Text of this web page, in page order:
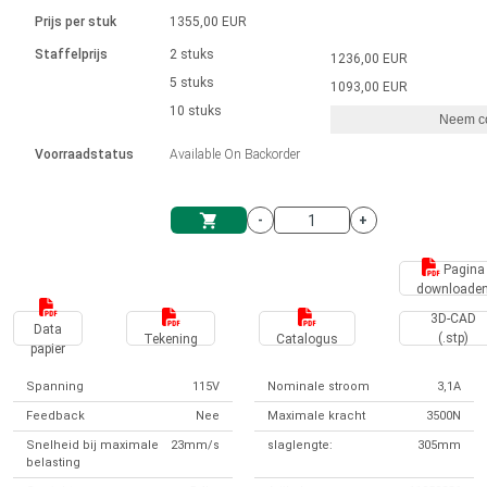
Eenheidssysteem
Solenoïden
driver
Ø 28-42| 1-1400 rpm | <= 290Ncm
Borstelloze DC-motordrivers
Borstel DC-motordrivers DPWM-
Stappenmotor drivers
Synchroon-asynchroon | voor 1-4 aandrijvingen
Besturingskasten
Synchroon-asynchroon | voor 1-4 aandrijvingen
Français (EUR)
Norsk (NOK)
Suomi (EUR)
Svenska (SEK)
Prijs per stuk
Staffelprijs
Voorraadstatus
1355,00 EUR
2 stuks
5 stuks
10 stuks
Available On Backorder
1236,00 EUR
1093,00 EUR
Neem
- +
Pagina
Data
papier
Tekening Catalogus
3D-CAD
(.stp)
Spanning 115V Nominale stroom 3,1A
Feedback Nee Maximale kracht 3500N
Snelheid bij maximale
belasting
23mm/s slaglengte: 305mm